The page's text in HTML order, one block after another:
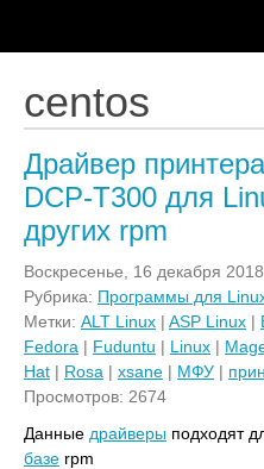
centos
Драйвер
DCP-T300 для
других rpm
Воскресенье, 16 декабря 2018
Рубрика: Программы для
Метки: ALT Linux | ASP Linux |
Fedora | Fuduntu | Linux |
Hat | Rosa | xsane | МФУ |
Просмотров: 2674
Данные драйверы подходят
базе rpm